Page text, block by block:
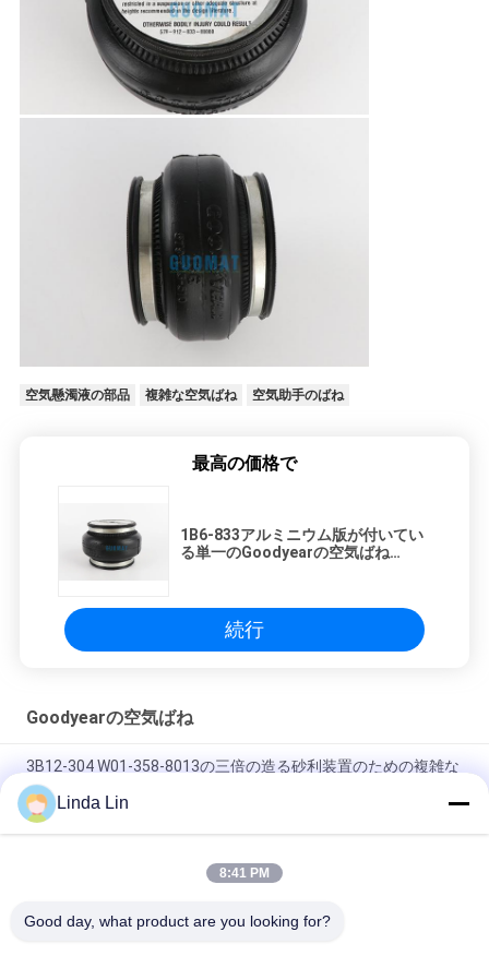
空気懸濁液の部品 複雑な空気ばね 空気助手のばね
最高の価格で
1B6-833アルミニウム版が付いてい
る単一のGoodyearの空気ばね
続行
Goodyearの空気ばね
3B12-304 W01-358-8013の三倍の造る砂利装置のための複雑な
エアー バッグFT330-29 3B12-306
1R12-658 Goodyearバス空気ばねは金ドラゴンYutongのための
Linda Lin
8:41 PM
Good day, what product are you looking for?